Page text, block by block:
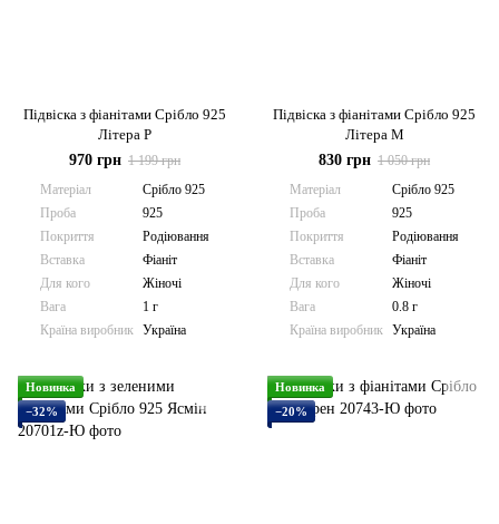
Підвіска з фіанітами Срібло 925
Літера Р
970 грн 1 199 грн
Матеріал
Срібло 925
Проба
925
Покриття
Родіювання
Вставка
Фіаніт
Для кого
Жіночі
Вага
1 г
Країна виробник Україна
Підвіска з фіанітами Срібло 925
Літера М
830 грн 1 050 грн
Матеріал
Срібло 925
Проба
925
Покриття
Родіювання
Вставка
Фіаніт
Для кого
Жіночі
Вага
0.8 г
Країна виробник Україна
Новинка
−32%
Новинка
−20%